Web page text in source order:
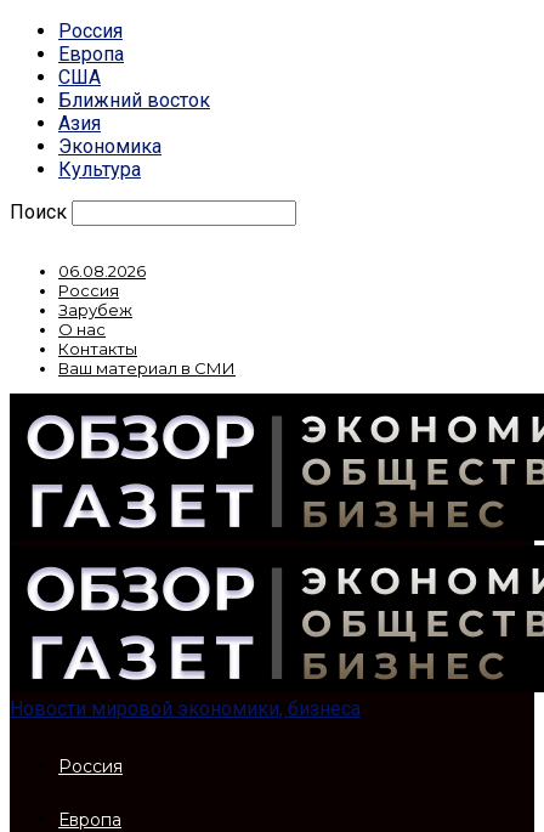
Россия
Европа
США
Ближний восток
Азия
Экономика
Культура
Поиск
06.08.2026
Россия
Зарубеж
О нас
Контакты
Ваш материал в СМИ
Новости мировой экономики, бизнеса
Россия
Европа